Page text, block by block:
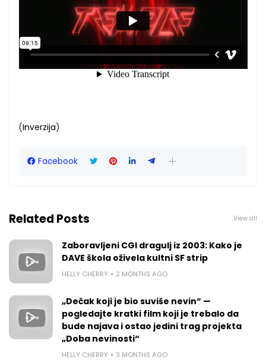
(Inverzija)
Facebook
Related Posts View all
Zaboravljeni CGI dragulj iz 2003: Kako je
DAVE škola oživela kultni SF strip
HELLY CHERRY 2 MONTHS AGO
„Dečak koji je bio suviše nevin“ —
pogledajte kratki film koji je trebalo da
bude najava i ostao jedini trag projekta
„Doba nevinosti“
HELLY CHERRY 3 MONTHS AGO